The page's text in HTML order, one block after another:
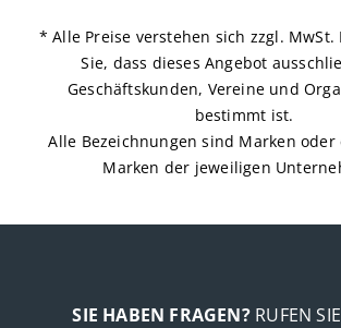
* Alle Preise verstehen sich zzgl.
Sie, dass dieses Angebot
Geschäftskunden, Vereine und
bestimmt ist.
Alle Bezeichnungen sind Marken oder
Marken der jeweiligen
SIE HABEN FRAGEN?RUFEN